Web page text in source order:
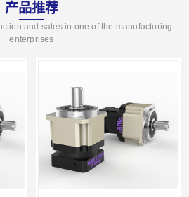
产品推荐
and sales in one of the manufacturing
enterprises